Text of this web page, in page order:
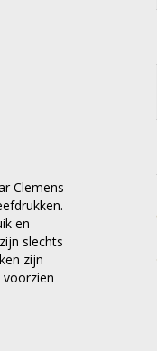
Clemens
en
slechts
zijn